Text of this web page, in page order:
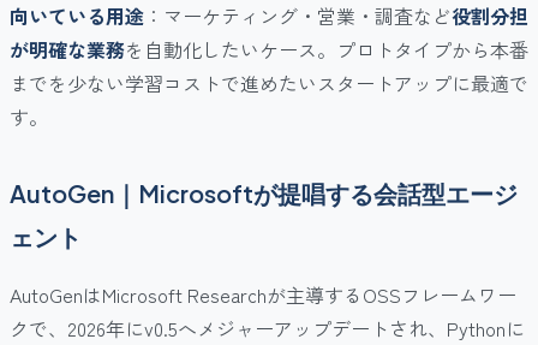
向いている用途 ：マーケティング・営業・調査など役割分担
が明確な業務を自動化したいケース。プロトタイプから本番
までを少ない学習コストで進めたいスタートアップに最適で
す。
AutoGen｜Microsoftが提唱する会話型エージ
ェント
AutoGenはMicrosoft Researchが主導するOSSフレームワー
クで、2026年にv0.5へメジャーアップデートされ、Pythonに